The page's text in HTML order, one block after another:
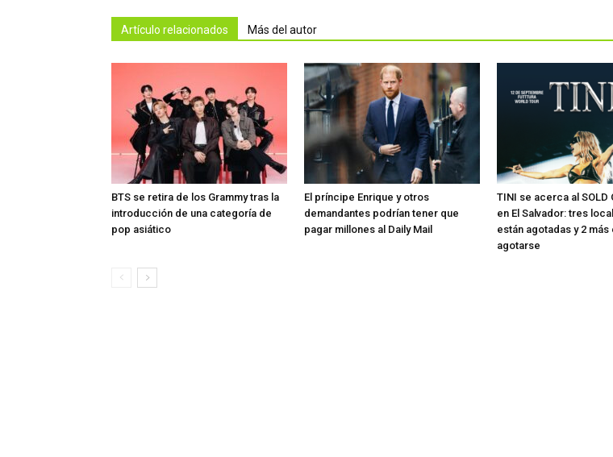
Artículo relacionados Más del autor
BTS se retira de los Grammy tras la
introducción de una categoría de
pop asiático
El príncipe Enrique y otros
demandantes podrían tener que
pagar millones al Daily Mail
TINI se acerca al SOLD
en El Salvador: tres
están agotadas y 2
agotarse